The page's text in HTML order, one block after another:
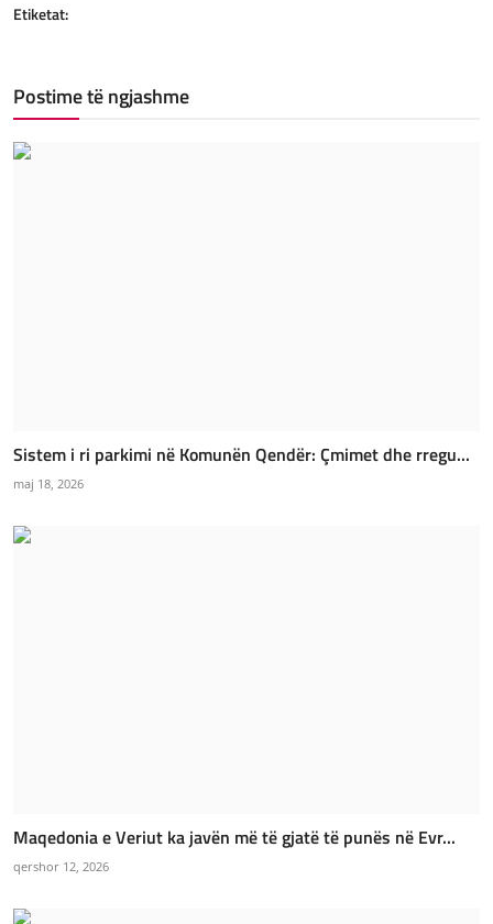
Etiketat:
Postime të ngjashme
Sistem i ri parkimi në Komunën Qendër: Çmimet dhe rregu...
maj 18, 2026
Maqedonia e Veriut ka javën më të gjatë të punës në Evr...
qershor 12, 2026